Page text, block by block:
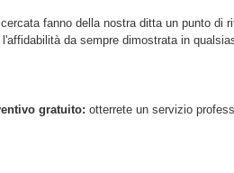
fanno della nostra ditta un punto di
da sempre dimostrata in
gratuito: otterrete un servizio